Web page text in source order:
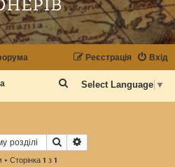
Вхід
Реєстрація
Select Language ▼
о
у
Пошук
• Сторінка1 з1